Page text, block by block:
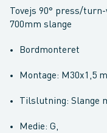
Tovejs 90° press/
700mm slange
Bordmonteret
Montage: M30x1,5
Tilslutning: Slange
Medie: G,